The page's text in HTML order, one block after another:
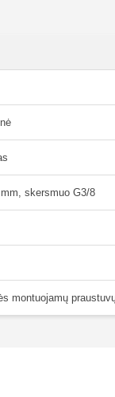
skersmuo G3/8
montuojamų